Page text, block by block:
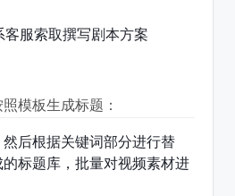
服索取撰写剧本方案
模板生成标题：
后根据关键词部分进行替
标题库，批量对视频素材进